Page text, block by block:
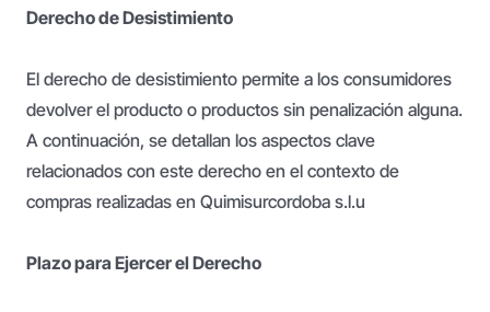
Derecho de Desistimiento
El derecho de desistimiento permite a los consumidores
devolver el producto o productos sin penalización alguna.
A continuación, se detallan los aspectos clave
relacionados con este derecho en el contexto de
compras realizadas en Quimisurcordoba s.l.u
Plazo para Ejercer el Derecho